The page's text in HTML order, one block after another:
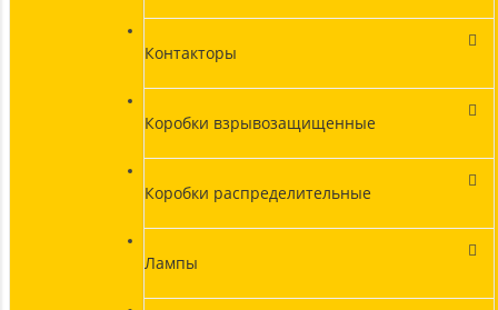
Контакторы
Коробки взрывозащищенные
Коробки распределительные
Лампы